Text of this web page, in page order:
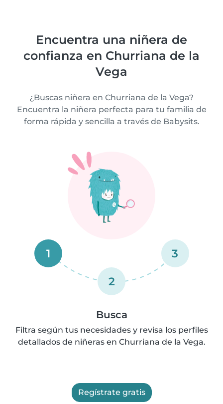
Encuentra una niñera de
confianza en Churriana de la
Vega
¿Buscas niñera en Churriana de la Vega?
Encuentra la niñera perfecta para tu familia de
forma rápida y sencilla a través de Babysits.
1
2
3
Busca
Filtra según tus necesidades y revisa los perfiles
detallados de niñeras en Churriana de la Vega.
Regístrate gratis